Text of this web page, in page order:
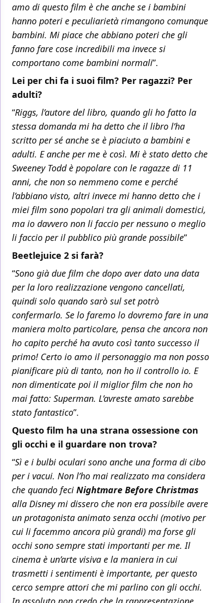
amo di questo film è che anche se i bambini
hanno poteri e peculiarietà rimangono comunque
bambini. Mi piace che abbiano poteri che gli
fanno fare cose incredibili ma invece si
comportano come bambini normali”.
Lei per chi fa i suoi film? Per ragazzi? Per
adulti?
“Riggs, l’autore del libro, quando gli ho fatto la
stessa domanda mi ha detto che il libro l’ha
scritto per sé anche se è piaciuto a bambini e
adulti. E anche per me è così. Mi è stato detto che
Sweeney Todd è popolare con le ragazze di 11
anni, che non so nemmeno come e perché
l’abbiano visto, altri invece mi hanno detto che i
miei film sono popolari tra gli animali domestici,
ma io davvero non li faccio per nessuno o meglio
li faccio per il pubblico più grande possibile”
Beetlejuice 2 si farà?
“Sono già due film che dopo aver dato una data
per la loro realizzazione vengono cancellati,
quindi solo quando sarò sul set potrò
confermarlo. Se lo faremo lo dovremo fare in una
maniera molto particolare, pensa che ancora non
ho capito perché ha avuto così tanto successo il
primo! Certo io amo il personaggio ma non posso
pianificare più di tanto, non ho il controllo io. E
non dimenticate poi il miglior film che non ho
mai fatto: Superman. L’avreste amato sarebbe
stato fantastico”.
Questo film ha una strana ossessione con
gli occhi e il guardare non trova?
“Sì e i bulbi oculari sono anche una forma di cibo
per i vacui. Non l’ho mai realizzato ma considera
che quando feci Nightmare Before Christmas
alla Disney mi dissero che non era possibile avere
un protagonista animato senza occhi (motivo per
cui li facemmo ancora più grandi) ma forse gli
occhi sono sempre stati importanti per me. Il
cinema è un’arte visiva e la maniera in cui
trasmetti i sentimenti è importante, per questo
cerco sempre attori che mi parlino con gli occhi.